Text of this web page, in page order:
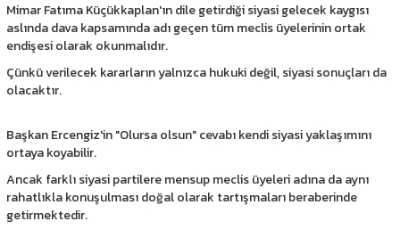
Mimar Fatıma Küçükkaplan'ın dile getirdiği siyasi gelecek kaygısı
aslında dava kapsamında adı geçen tüm meclis üyelerinin ortak
endişesi olarak okunmalıdır.
Çünkü verilecek kararların yalnızca hukuki değil, siyasi sonuçları da
olacaktır.
Başkan Ercengiz'in "Olursa olsun" cevabı kendi siyasi yaklaşımını
ortaya koyabilir.
Ancak farklı siyasi partilere mensup meclis üyeleri adına da aynı
rahatlıkla konuşulması doğal olarak tartışmaları beraberinde
getirmektedir.